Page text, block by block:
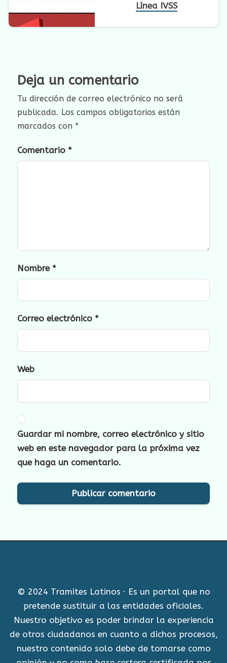
Línea IVSS
Deja un comentario
Tu dirección de correo electrónico no será
publicada. Los campos obligatorios están
marcados con *
Comentario *
Nombre *
Correo electrónico *
Web
Guardar mi nombre, correo electrónico y sitio
web en este navegador para la próxima vez
que haga un comentario.
© 2024 Tramites Latinos · Es un portal que no
pretende sustituir a las entidades oficiales.
Nuestro objetivo es poder brindar la experiencia
de otros ciudadanos en cuanto a dichos procesos,
nuestro contenido solo debe de tomarse como